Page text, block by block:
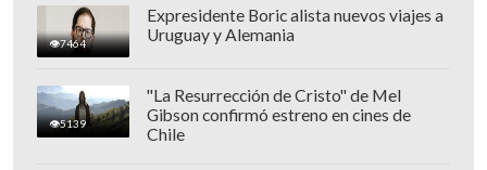
7464
Expresidente Boric alista nuevos viajes a
Uruguay y Alemania
5139
"La Resurrección de Cristo" de Mel
Gibson confirmó estreno en cines de
Chile